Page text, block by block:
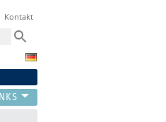
Kontakt